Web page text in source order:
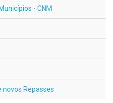
- CNM
novos Repasses